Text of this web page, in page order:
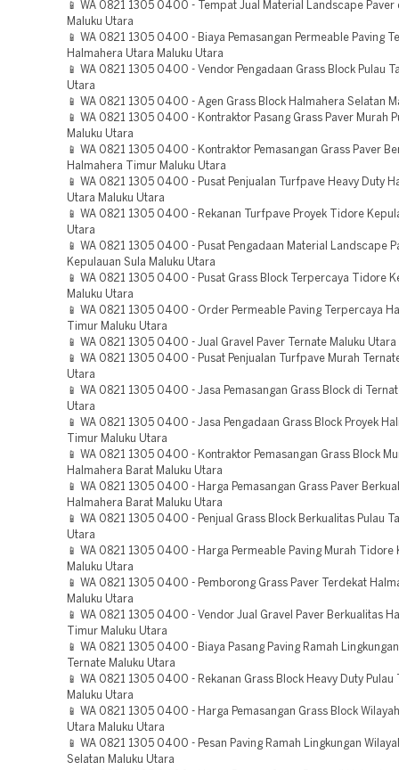
📱 WA 0821 1305 0400 - Tempat Jual Material Landscape Paver
Maluku Utara
📱 WA 0821 1305 0400 - Biaya Pemasangan Permeable Paving
Halmahera Utara Maluku Utara
📱 WA 0821 1305 0400 - Vendor Pengadaan Grass Block Pulau
Utara
📱 WA 0821 1305 0400 - Agen Grass Block Halmahera Selatan
📱 WA 0821 1305 0400 - Kontraktor Pasang Grass Paver Murah
Maluku Utara
📱 WA 0821 1305 0400 - Kontraktor Pemasangan Grass Paver
Halmahera Timur Maluku Utara
📱 WA 0821 1305 0400 - Pusat Penjualan Turfpave Heavy Duty
Utara Maluku Utara
📱 WA 0821 1305 0400 - Rekanan Turfpave Proyek Tidore
Utara
📱 WA 0821 1305 0400 - Pusat Pengadaan Material Landscape
Kepulauan Sula Maluku Utara
📱 WA 0821 1305 0400 - Pusat Grass Block Terpercaya Tidore
Maluku Utara
📱 WA 0821 1305 0400 - Order Permeable Paving Terpercaya
Timur Maluku Utara
📱 WA 0821 1305 0400 - Jual Gravel Paver Ternate Maluku Utara
📱 WA 0821 1305 0400 - Pusat Penjualan Turfpave Murah
Utara
📱 WA 0821 1305 0400 - Jasa Pemasangan Grass Block di
Utara
📱 WA 0821 1305 0400 - Jasa Pengadaan Grass Block Proyek
Timur Maluku Utara
📱 WA 0821 1305 0400 - Kontraktor Pemasangan Grass Block
Halmahera Barat Maluku Utara
📱 WA 0821 1305 0400 - Harga Pemasangan Grass Paver
Halmahera Barat Maluku Utara
📱 WA 0821 1305 0400 - Penjual Grass Block Berkualitas Pulau
Utara
📱 WA 0821 1305 0400 - Harga Permeable Paving Murah Tidore
Maluku Utara
📱 WA 0821 1305 0400 - Pemborong Grass Paver Terdekat
Maluku Utara
📱 WA 0821 1305 0400 - Vendor Jual Gravel Paver Berkualitas
Timur Maluku Utara
📱 WA 0821 1305 0400 - Biaya Pasang Paving Ramah
Ternate Maluku Utara
📱 WA 0821 1305 0400 - Rekanan Grass Block Heavy Duty Pulau
Maluku Utara
📱 WA 0821 1305 0400 - Harga Pemasangan Grass Block
Utara Maluku Utara
📱 WA 0821 1305 0400 - Pesan Paving Ramah Lingkungan
Selatan Maluku Utara